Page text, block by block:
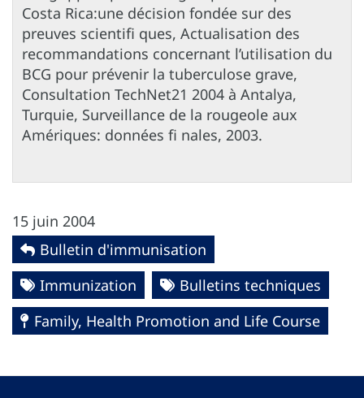
Costa Rica:une décision fondée sur des
preuves scientifi ques, Actualisation des
recommandations concernant l’utilisation du
BCG pour prévenir la tuberculose grave,
Consultation TechNet21 2004 à Antalya,
Turquie, Surveillance de la rougeole aux
Amériques: données fi nales, 2003.
15 juin 2004
Bulletin d'immunisation
Immunization
Bulletins techniques
Family, Health Promotion and Life Course